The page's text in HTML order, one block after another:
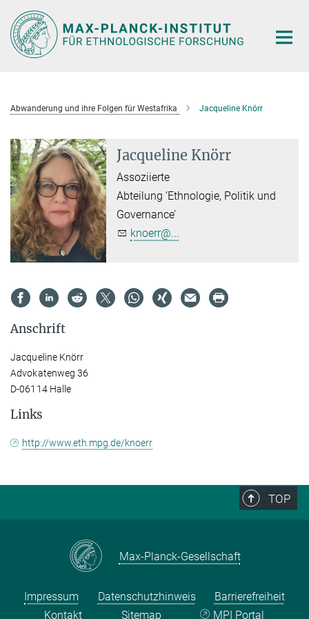
Hauptinhalt
Abwanderung und ihre Folgen für Westafrika Jacqueline Knörr
Jacqueline Knörr
Assoziierte
Abteilung ‘Ethnologie, Politik und
Governance’
knoerr@...
Anschrift
Jacqueline Knörr
Advokatenweg 36
D-06114 Halle
Links
http://www.eth.mpg.de/knoerr
TOP
Max-Planck-Gesellschaft
Impressum Datenschutzhinweis
Barrierefreiheit
Kontakt
Sitemap MPI Portal